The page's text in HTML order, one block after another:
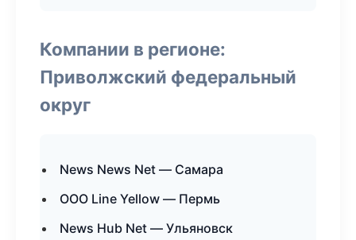
Компании в регионе:
Приволжский федеральный
округ
News News Net — Самара
ООО Line Yellow — Пермь
News Hub Net — Ульяновск